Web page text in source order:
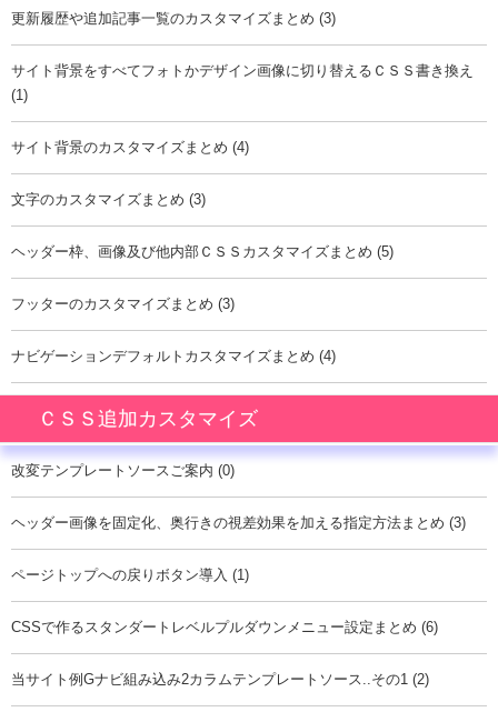
更新履歴や追加記事一覧のカスタマイズまとめ (3)
サイト背景をすべてフォトかデザイン画像に切り替えるＣＳＳ書き換え
(1)
サイト背景のカスタマイズまとめ (4)
文字のカスタマイズまとめ (3)
ヘッダー枠、画像及び他内部ＣＳＳカスタマイズまとめ (5)
フッターのカスタマイズまとめ (3)
ナビゲーションデフォルトカスタマイズまとめ (4)
ＣＳＳ追加カスタマイズ
改変テンプレートソースご案内 (0)
ヘッダー画像を固定化、奥行きの視差効果を加える指定方法まとめ (3)
ページトップへの戻りボタン導入 (1)
CSSで作るスタンダートレベルプルダウンメニュー設定まとめ (6)
当サイト例Gナビ組み込み2カラムテンプレートソース..その1 (2)